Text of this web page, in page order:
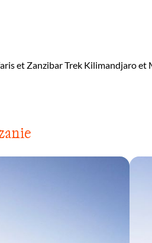
et ZanzibarTrek Kilimandjaro et